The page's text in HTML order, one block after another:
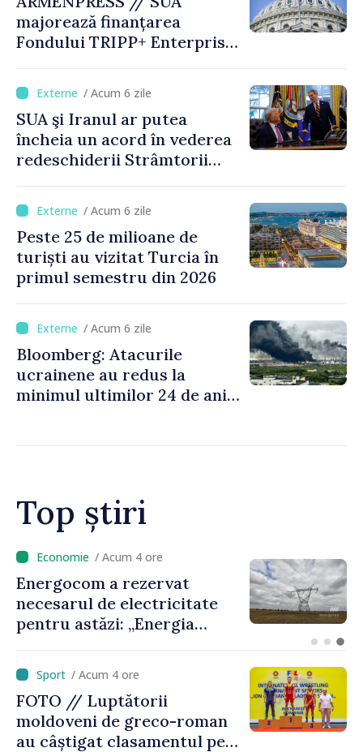
majorează finanțarea
Fondului TRIPP+ Enterprise
milioane de dolari
/ Acum 6 zile
SUA şi Iranul ar putea
încheia un acord în vederea
redeschiderii Strâmtorii
anunţă secretarul american
al Trezoreriei
/ Acum 6 zile
Peste 25 de milioane de
turiști au vizitat Turcia în
primul semestru din 2026
/ Acum 6 zile
Bloomberg: Atacurile
ucrainene au redus la
minimul ultimilor 24 de ani
Top știri
/ Acum 3 ore
VIDEO // Peste 2 000 de
militari vor defila de Ziua
Independenței în PMAN.
„Un omagiu celor care au
luptat pentru libertate”
/ Acum 4 ore
FOTO // Luptătorii
moldoveni de greco-roman
au câștigat clasamentul pe